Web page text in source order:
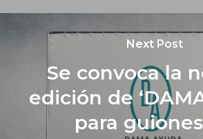
Next Post
Se convoca la
edición de
para